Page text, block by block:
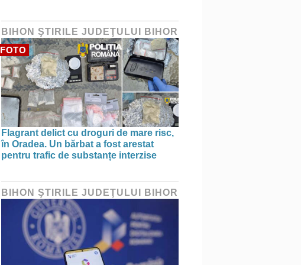
BIHON ŞTIRILE JUDEŢULUI BIHOR
FOTO
Flagrant delict cu droguri de mare risc,
în Oradea. Un bărbat a fost arestat
pentru trafic de substanțe interzise
BIHON ŞTIRILE JUDEŢULUI BIHOR